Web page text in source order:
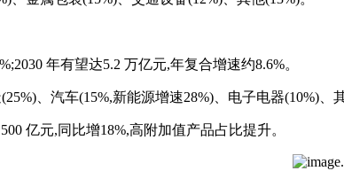
年有望达5.2 万亿元,年复合增速约8.6%。
、汽车(15%,新能源增速28%)、电子电器(10%)、其
亿元,同比增18%,高附加值产品占比提升。